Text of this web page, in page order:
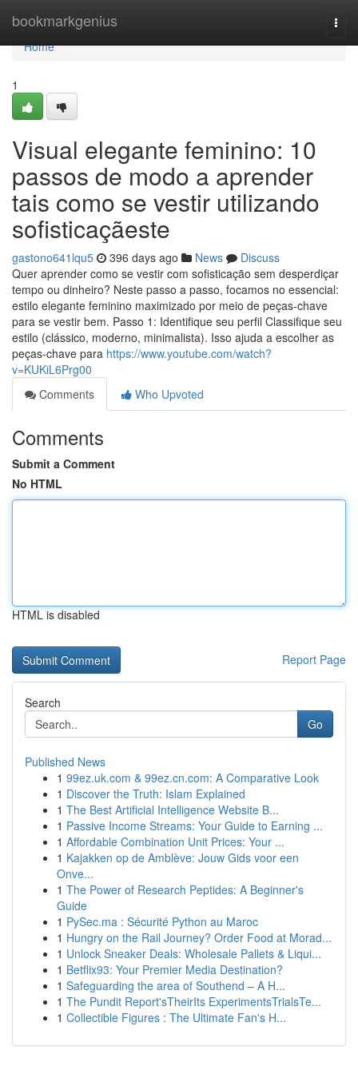
bookmarkgenius
Home
Home
1
Visual elegante feminino: 10
passos de modo a aprender
tais como se vestir utilizando
sofisticaçãeste
gastono641lqu5 396 days ago News
Discuss
Quer aprender como se vestir com sofisticação sem desperdiçar
tempo ou dinheiro? Neste passo a passo, focamos no essencial:
estilo elegante feminino maximizado por meio de peças‑chave
para se vestir bem. Passo 1: Identifique seu perfil Classifique seu
estilo (clássico, moderno, minimalista). Isso ajuda a escolher as
peças‑chave para https://www.youtube.com/watch?
v=KUKiL6Prg00
Comments
Who Upvoted
Comments
Submit a Comment
No HTML
HTML is disabled
Report Page
Search
Go
Published News
1 99ez.uk.com & 99ez.cn.com: A Comparative Look
1 Discover the Truth: Islam Explained
1 The Best Artificial Intelligence Website B...
1 Passive Income Streams: Your Guide to Earning ...
1 Affordable Combination Unit Prices: Your ...
1 Kajakken op de Amblève: Jouw Gids voor een
Onve...
1 The Power of Research Peptides: A Beginner's
Guide
1 PySec.ma : Sécurité Python au Maroc
1 Hungry on the Rail Journey? Order Food at Morad...
1 Unlock Sneaker Deals: Wholesale Pallets & Liqui...
1 Betflix93: Your Premier Media Destination?
1 Safeguarding the area of Southend – A H...
1 The Pundit Report'sTheirIts ExperimentsTrialsTe...
1 Collectible Figures : The Ultimate Fan's H...